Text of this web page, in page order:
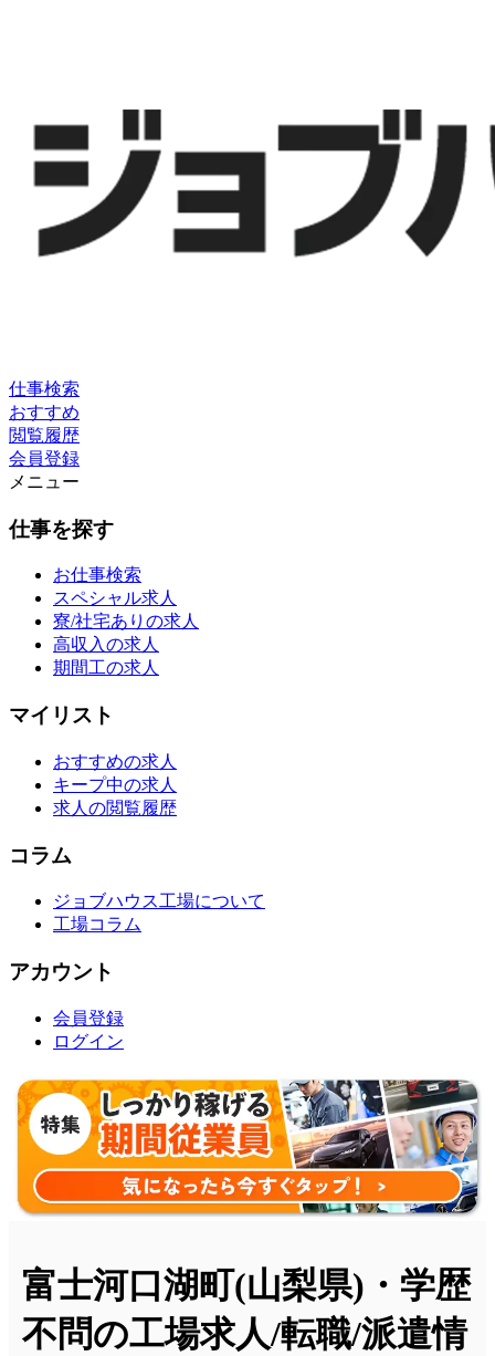
仕事検索
おすすめ
閲覧履歴
会員登録
メニュー
仕事を探す
お仕事検索
スペシャル求人
寮/社宅ありの求人
高収入の求人
期間工の求人
マイリスト
おすすめの求人
キープ中の求人
求人の閲覧履歴
コラム
ジョブハウス工場について
工場コラム
アカウント
会員登録
ログイン
富士河口湖町(山梨県)・学歴
不問の工場求人/転職/派遣情